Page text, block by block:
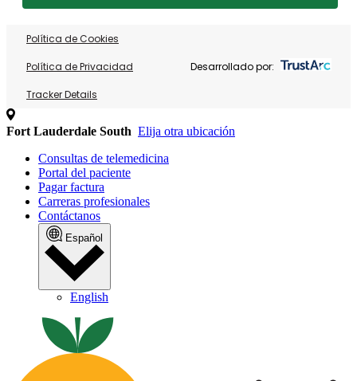
Política de Cookies
Política de Privacidad
Tracker Details
Desarrollado por:
Fort Lauderdale South Elija otra ubicación
Consultas de telemedicina
Portal del paciente
Pagar factura
Carreras profesionales
Contáctanos
Español
English